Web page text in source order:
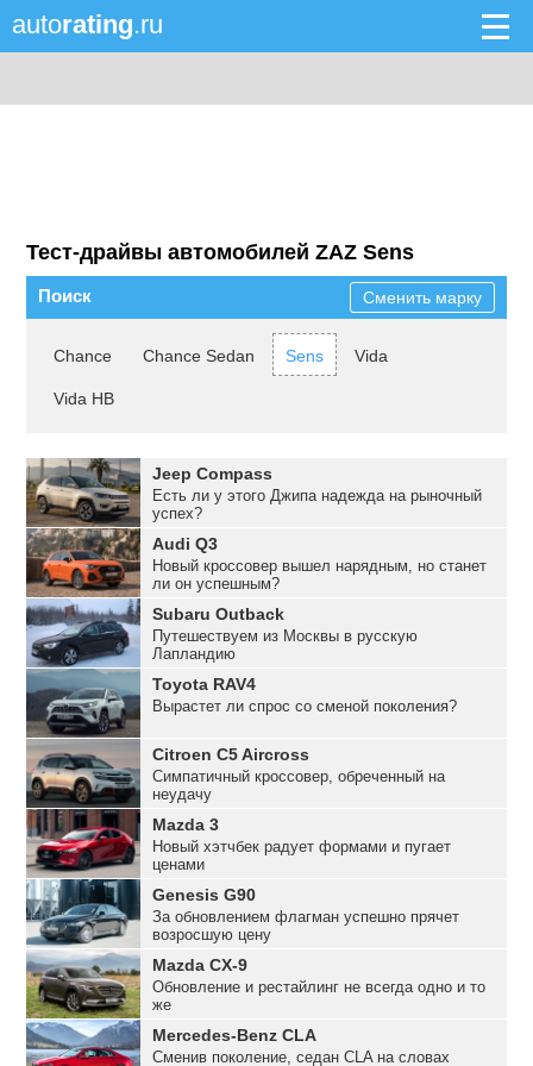
autorating.ru
Тест-драйвы автомобилей ZAZ Sens
Поиск Сменить марку
Chance Chance Sedan Sens Vida
Vida HB
Jeep Compass
Есть ли у этого Джипа надежда на рыночный
успех?
Audi Q3
Новый кроссовер вышел нарядным, но станет
ли он успешным?
Subaru Outback
Путешествуем из Москвы в русскую
Лапландию
Toyota RAV4
Вырастет ли спрос со сменой поколения?
Citroen C5 Aircross
Симпатичный кроссовер, обреченный на
неудачу
Mazda 3
Новый хэтчбек радует формами и пугает
ценами
Genesis G90
За обновлением флагман успешно прячет
возросшую цену
Mazda CX-9
Обновление и рестайлинг не всегда одно и то
же
Mercedes-Benz CLA
Сменив поколение, седан CLA на словах